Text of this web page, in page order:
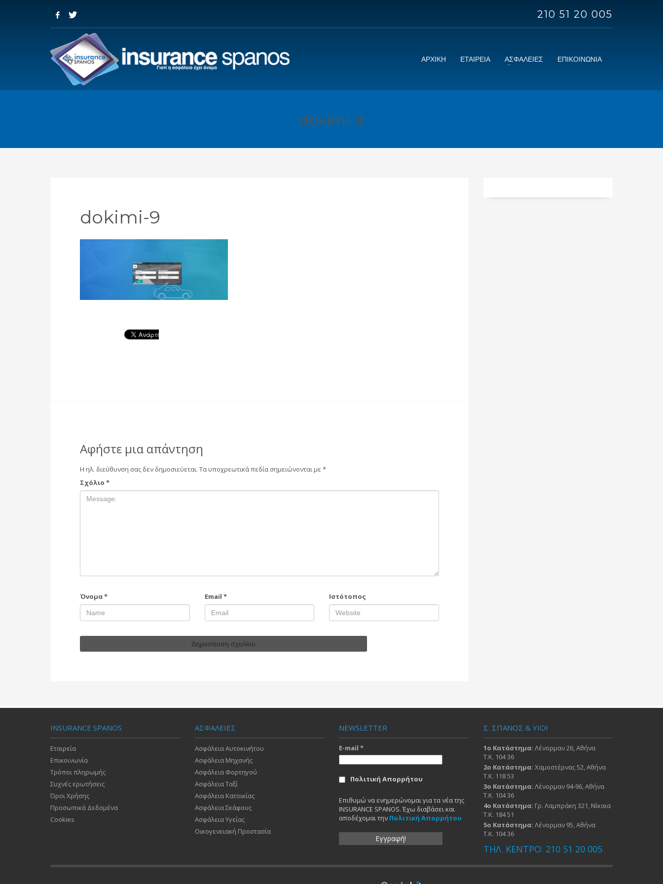
210 51 20 005
ΑΡΧΙΚΗ ΕΤΑΙΡΕΙΑ ΑΣΦΑΛΕΙΕΣ ΕΠΙΚΟΙΝΩΝΙΑ
dokimi-9
dokimi-9
Αφήστε μια απάντηση
Η ηλ. διεύθυνση σας δεν δημοσιεύεται. Τα υποχρεωτικά πεδία σημειώνονται με *
Σχόλιο *
Όνομα* Email * Ιστότοπος
INSURANCE SPANOS
Εταιρεία
Επικοινωνία
Τρόποι πληρωμής
Συχνές ερωτήσεις
Όροι Χρήσης
Προσωπικά Δεδομένα
Cookies
ΑΣΦΑΛΕΙΕΣ
Ασφάλεια Αυτοκινήτου
Ασφάλεια Μηχανής
Ασφάλεια Φορτηγού
Ασφάλεια Ταξί
Ασφάλεια Κατοικίας
Ασφάλεια Σκάφους
Ασφάλεια Υγείας
Οικογενειακή Προστασία
NEWSLETTER
E-mail *
Πολιτική Απορρήτου
Επιθυμώ να ενημερώνομαι για τα νέα της
INSURANCE SPANOS. Έχω διαβάσει και
αποδέχομαι την Πολιτική Απορρήτου
Σ. ΣΠΑΝΟΣ & ΥΙΟΙ
1ο Κατάστημα: Λένορμαν 26, Αθήνα
Τ.Κ. 104 36
2ο Κατάστημα: Χαμοστέρνας 52, Αθήνα
Τ.Κ. 118 53
3ο Κατάστημα: Λένορμαν 94-96, Αθήνα
Τ.Κ. 104 36
4ο Κατάστημα: Γρ. Λαμπράκη 321, Νίκαια
Τ.Κ. 184 51
5ο Κατάστημα: Λένορμαν 95, Αθήνα
Τ.Κ. 104 36
ΤΗΛ. ΚΕΝΤΡΟ: 210 51 20 005